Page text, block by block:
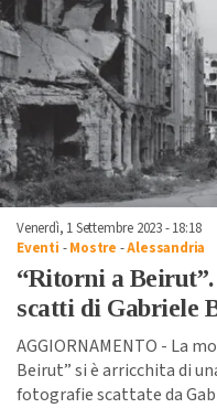
Venerdì, 1 Settembre 2023 - 18:18
Eventi -Mostre -Alessandria
“Ritorni a
scatti di Gabriele
AGGIORNAMENTO - La
Beirut” si è arricchita di
fotografie scattate da